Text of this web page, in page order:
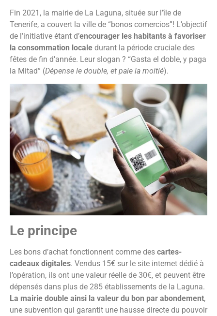
Fin 2021, la mairie de La Laguna, située sur l’île de
Tenerife, a couvert la ville de “bonos comercios”! L’objectif
de l’initiative étant d’encourager les habitants à favoriser
la consommation locale durant la période cruciale des
fêtes de fin d’année. Leur slogan ? “Gasta el doble, y paga
la Mitad” (Dépense le double, et paie la moitié).
Le principe
Les bons d’achat fonctionnent comme des cartes-
cadeaux digitales. Vendus 15€ sur le site internet dédié à
l’opération, ils ont une valeur réelle de 30€, et peuvent être
dépensés dans plus de 285 établissements de la Laguna.
La mairie double ainsi la valeur du bon par abondement,
une subvention qui garantit une hausse directe du pouvoir